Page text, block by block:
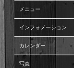
メニュー
インフォメーション
カレンダー
写真